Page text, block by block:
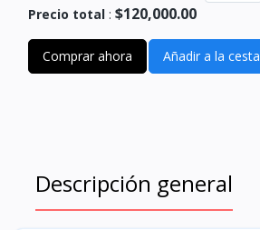
Precio total : $120,000.00
Comprar ahora Añadir a la cesta
Descripción general